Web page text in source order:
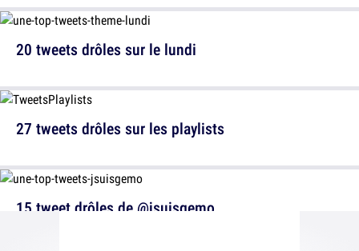
20 tweets drôles sur le lundi
15 tweet drôles de @jsuisgemo
27 tweets drôles sur les playlists